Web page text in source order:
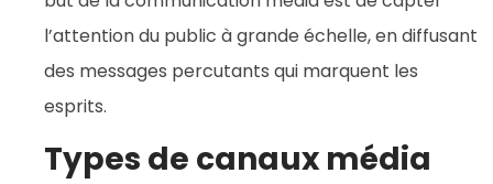
l’attention du public à grande échelle, en diffusant
des messages percutants qui marquent les
esprits.
Types de canaux média